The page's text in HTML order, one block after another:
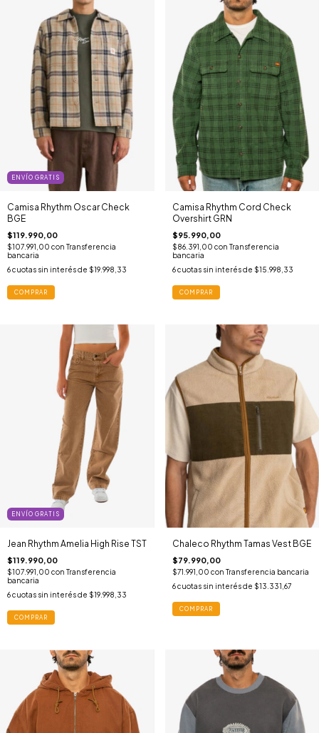
ENVÍO GRATIS
Camisa Rhythm Oscar Check
BGE
$119.990,00
$107.991,00 con Transferencia
bancaria
6cuotas sin interés de $19.998,33
COMPRAR
Camisa Rhythm Cord Check
Overshirt GRN
$95.990,00
$86.391,00 con Transferencia
bancaria
6 cuotas sin interés de $15.998,33
COMPRAR
ENVÍO GRATIS
Jean Rhythm Amelia High Rise TST
$119.990,00
$107.991,00 con Transferencia
bancaria
6cuotas sin interés de $19.998,33
COMPRAR
Chaleco Rhythm Tamas Vest BGE
$79.990,00
$71.991,00 con Transferencia bancaria
6 cuotas sin interés de $13.331,67
COMPRAR